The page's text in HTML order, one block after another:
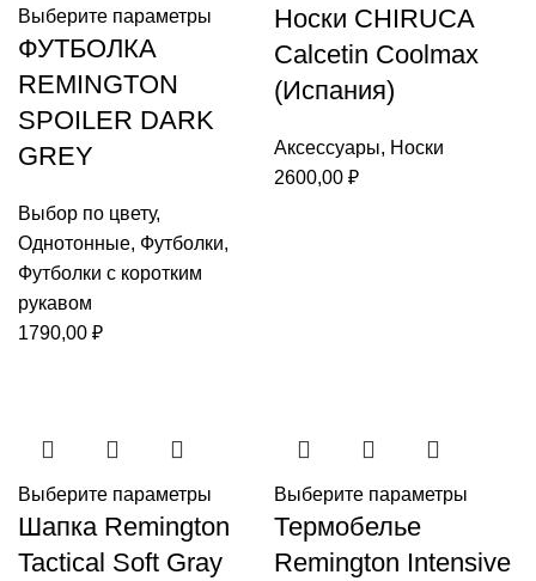
Выберите параметры
ФУТБОЛКА
REMINGTON
SPOILER DARK
GREY
Выбор по цвету,
Однотонные, Футболки,
Футболки с коротким
рукавом
1790,00 ₽
Носки CHIRUCA
Calcetin Coolmax
(Испания)
Аксессуары, Носки
2600,00 ₽
Выберите параметры
Шапка Remington
Tactical Soft Gray
Выберите параметры
Термобелье
Remington Intensive